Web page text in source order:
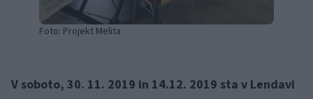
Foto: Projekt Melita
V soboto, 30. 11. 2019 in 14.12. 2019 sta v Lendavi